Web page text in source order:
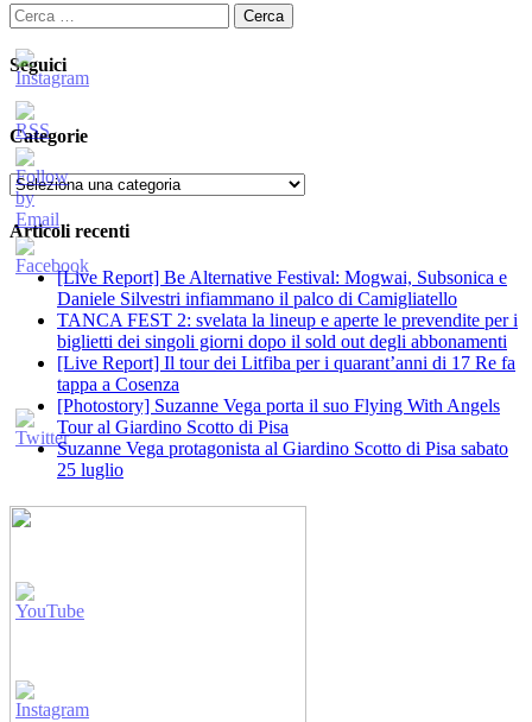
Ricerca
per:
Seguici
Categorie
Categorie
Articoli recenti
[Live Report] Be Alternative Festival: Mogwai, Subsonica e
Daniele Silvestri infiammano il palco di Camigliatello
TANCA FEST 2: svelata la lineup e aperte le prevendite per i
biglietti dei singoli giorni dopo il sold out degli abbonamenti
[Live Report] Il tour dei Litfiba per i quarant’anni di 17 Re fa
tappa a Cosenza
[Photostory] Suzanne Vega porta il suo Flying With Angels
Tour al Giardino Scotto di Pisa
Suzanne Vega protagonista al Giardino Scotto di Pisa sabato
25 luglio